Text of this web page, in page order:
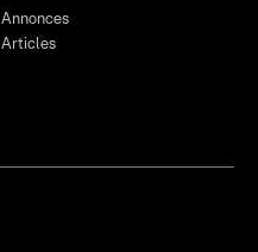
Annonces
Articles